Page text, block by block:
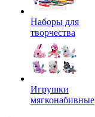
Наборы для
творчества
Игрушки
мягконабивные